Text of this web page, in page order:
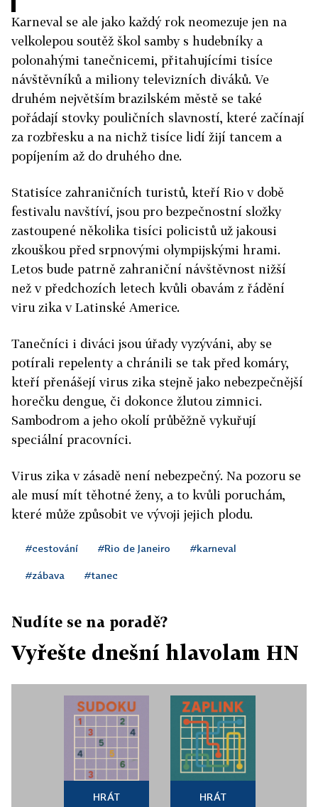
Karneval se ale jako každý rok neomezuje jen na
velkolepou soutěž škol samby s hudebníky a
polonahými tanečnicemi, přitahujícími tisíce
návštěvníků a miliony televizních diváků. Ve
druhém největším brazilském městě se také
pořádají stovky pouličních slavností, které začínají
za rozbřesku a na nichž tisíce lidí žijí tancem a
popíjením až do druhého dne.
Statisíce zahraničních turistů, kteří Rio v době
festivalu navštíví, jsou pro bezpečnostní složky
zastoupené několika tisíci policistů už jakousi
zkouškou před srpnovými olympijskými hrami.
Letos bude patrně zahraniční návštěvnost nižší
než v předchozích letech kvůli obavám z řádění
viru zika v Latinské Americe.
Tanečníci i diváci jsou úřady vyzýváni, aby se
potírali repelenty a chránili se tak před komáry,
kteří přenášejí virus zika stejně jako nebezpečnější
horečku dengue, či dokonce žlutou zimnici.
Sambodrom a jeho okolí průběžně vykuřují
speciální pracovníci.
Virus zika v zásadě není nebezpečný. Na pozoru se
ale musí mít těhotné ženy, a to kvůli poruchám,
které může způsobit ve vývoji jejich plodu.
#cestování #Rio de Janeiro #karneval
#zábava #tanec
Nudíte se na poradě?
Vyřešte dnešní hlavolam HN
HRÁT HRÁT